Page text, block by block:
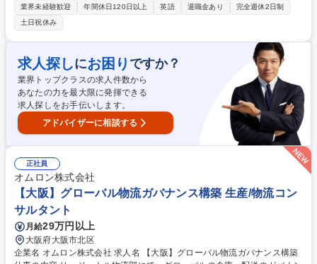
するPMの役割を担っていただきます。 【詳細】■新規アプリケーション
分析、新規顧客開拓・事業機会探索 ■新たな検査ソリューションの商品企
画(自社技術、パートナーとの連携含む） ■新商品の販売促進計画の立案、
施策実行 ■商品ライフサイクルマネジメント 【使用する開発言語等】Micr
osoft office(excel,powerpoint,word,outlook,teams) 募集職種 【旧オムロ
ン電子部品事業部/京都】検査ソリューション業界マーケティング・PM
業界未経験歓迎 年間休日120日以上 英語 退職金あり
完全週休2日制
土日祝休み
求人探しにお困り ですか？
業界トップクラスの求人件数から
あなたの力を最大限に発揮できる
求人探しをお手伝いします。
アドバイザーに相談する
正社員
オムロン株式会社
【大阪】グローバル物流ガバナンス構築 生産/物流コン
サルタント
月給29万円以上
大阪府大阪市北区
企業名 オムロン株式会社 求人名 【大阪】グローバル物流ガバナンス構築